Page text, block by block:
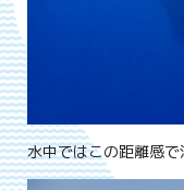
水中ではこの距離感